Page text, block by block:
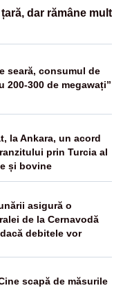
dar rămâne mult
seară, consumul de
200-300 de megawați”
la Ankara, un acord
prin Turcia al
și bovine
asigură o
de la Cernavodă
debitele vor
scapă de măsurile